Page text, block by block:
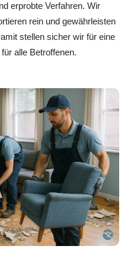
erprobte Verfahren. Wir
rein und gewährleisten
stellen sicher wir für eine
alle Betroffenen.